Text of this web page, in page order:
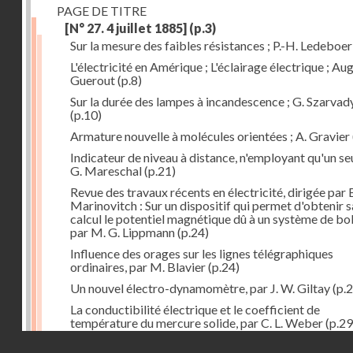
PAGE DE TITRE
[N° 27. 4 juillet 1885] (p.3)
Sur la mesure des faibles résistances ; P.-H. Ledeboer
L'électricité en Amérique ; L'éclairage électrique ;
Guerout(p.8)
Sur la durée des lampes à incandescence ; G.
(p.10)
Armature nouvelle à molécules orientées ; A. Gravier
Indicateur de niveau à distance, n'employant qu'un
G. Mareschal(p.21)
Revue des travaux récents en électricité, dirigée par
Marinovitch : Sur un dispositif qui permet d'obtenir
calcul le potentiel magnétique dû à un système de
par M. G. Lippmann(p.24)
Influence des orages sur les lignes télégraphiques
ordinaires, par M. Blavier(p.24)
Un nouvel électro-dynamomètre, par J. W. Giltay
La conductibilité électrique et le coefficient de
température du mercure solide, par C. L. Weber